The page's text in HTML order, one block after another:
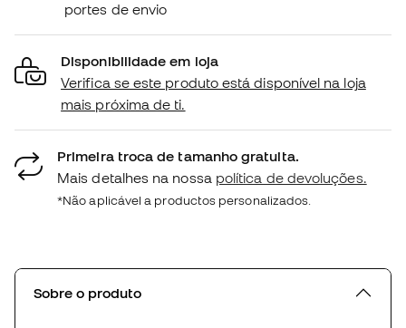
portes de envio
Disponibilidade em loja
Verifica se este produto está disponível na loja
mais próxima de ti.
Primeira troca de tamanho gratuita.
Mais detalhes na nossa política de devoluções.
*Não aplicável a productos personalizados.
Sobre o produto